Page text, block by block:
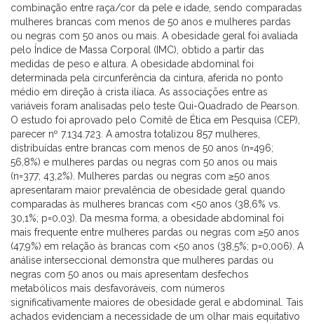
combinação entre raça/cor da pele e idade, sendo comparadas
mulheres brancas com menos de 50 anos e mulheres pardas
ou negras com 50 anos ou mais. A obesidade geral foi avaliada
pelo Índice de Massa Corporal (IMC), obtido a partir das
medidas de peso e altura. A obesidade abdominal foi
determinada pela circunferência da cintura, aferida no ponto
médio em direção à crista ilíaca. As associações entre as
variáveis foram analisadas pelo teste Qui-Quadrado de Pearson.
O estudo foi aprovado pelo Comitê de Ética em Pesquisa (CEP),
parecer nº 7.134.723. A amostra totalizou 857 mulheres,
distribuídas entre brancas com menos de 50 anos (n=496;
56,8%) e mulheres pardas ou negras com 50 anos ou mais
(n=377; 43,2%). Mulheres pardas ou negras com ≥50 anos
apresentaram maior prevalência de obesidade geral quando
comparadas às mulheres brancas com <50 anos (38,6% vs.
30,1%; p=0,03). Da mesma forma, a obesidade abdominal foi
mais frequente entre mulheres pardas ou negras com ≥50 anos
(47,9%) em relação às brancas com <50 anos (38,5%; p=0,006). A
análise interseccional demonstra que mulheres pardas ou
negras com 50 anos ou mais apresentam desfechos
metabólicos mais desfavoráveis, com números
significativamente maiores de obesidade geral e abdominal. Tais
achados evidenciam a necessidade de um olhar mais equitativo